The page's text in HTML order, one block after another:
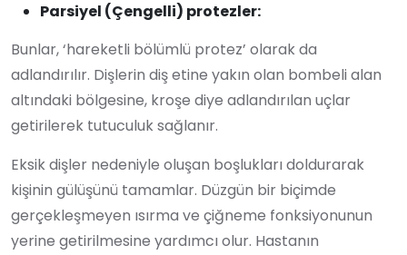
Parsiyel (Çengelli) protezler:
Bunlar, ‘hareketli bölümlü protez’ olarak da
adlandırılır. Dişlerin diş etine yakın olan bombeli alan
altındaki bölgesine, kroşe diye adlandırılan uçlar
getirilerek tutuculuk sağlanır.
Eksik dişler nedeniyle oluşan boşlukları doldurarak
kişinin gülüşünü tamamlar. Düzgün bir biçimde
gerçekleşmeyen ısırma ve çiğneme fonksiyonunun
yerine getirilmesine yardımcı olur. Hastanın